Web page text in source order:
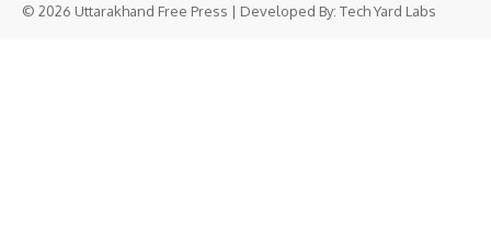
© 2026 Uttarakhand Free Press | Developed By: Tech Yard Labs